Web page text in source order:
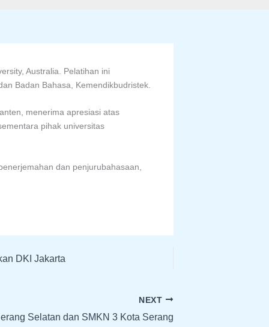
Australia. Pelatihan ini
Badan Bahasa, Kemendikbudristek.
menerima apresiasi atas
pihak universitas
dan penjurubahasaan,
DKI Jakarta
NEXT
Selatan dan SMKN 3 Kota Serang